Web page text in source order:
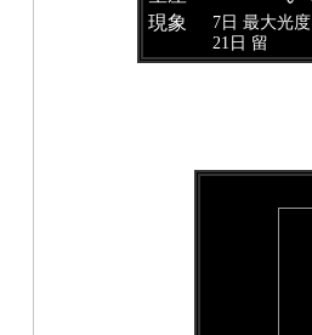
現象
7日 最大光度
21日 留